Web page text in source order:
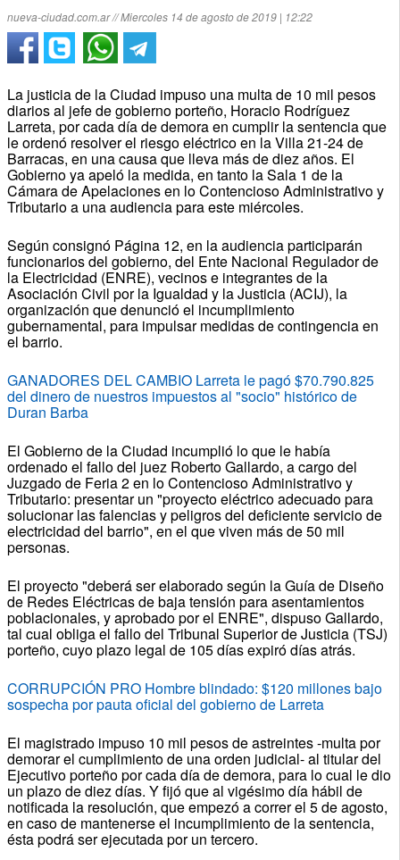
nueva-ciudad.com.ar // Miercoles 14 de agosto de 2019 | 12:22
La justicia de la Ciudad impuso una multa de 10 mil pesos
diarios al jefe de gobierno porteño, Horacio Rodríguez
Larreta, por cada día de demora en cumplir la sentencia que
le ordenó resolver el riesgo eléctrico en la Villa 21-24 de
Barracas, en una causa que lleva más de diez años. El
Gobierno ya apeló la medida, en tanto la Sala 1 de la
Cámara de Apelaciones en lo Contencioso Administrativo y
Tributario a una audiencia para este miércoles.
Según consignó Página 12, en la audiencia participarán
funcionarios del gobierno, del Ente Nacional Regulador de
la Electricidad (ENRE), vecinos e integrantes de la
Asociación Civil por la Igualdad y la Justicia (ACIJ), la
organización que denunció el incumplimiento
gubernamental, para impulsar medidas de contingencia en
el barrio.
GANADORES DEL CAMBIO Larreta le pagó $70.790.825
del dinero de nuestros impuestos al "socio" histórico de
Duran Barba
El Gobierno de la Ciudad incumplió lo que le había
ordenado el fallo del juez Roberto Gallardo, a cargo del
Juzgado de Feria 2 en lo Contencioso Administrativo y
Tributario: presentar un "proyecto eléctrico adecuado para
solucionar las falencias y peligros del deficiente servicio de
electricidad del barrio", en el que viven más de 50 mil
personas.
El proyecto "deberá ser elaborado según la Guía de Diseño
de Redes Eléctricas de baja tensión para asentamientos
poblacionales, y aprobado por el ENRE", dispuso Gallardo,
tal cual obliga el fallo del Tribunal Superior de Justicia (TSJ)
porteño, cuyo plazo legal de 105 días expiró días atrás.
CORRUPCIÓN PRO Hombre blindado: $120 millones bajo
sospecha por pauta oficial del gobierno de Larreta
El magistrado impuso 10 mil pesos de astreintes -multa por
demorar el cumplimiento de una orden judicial- al titular del
Ejecutivo porteño por cada día de demora, para lo cual le dio
un plazo de diez días. Y fijó que al vigésimo día hábil de
notificada la resolución, que empezó a correr el 5 de agosto,
en caso de mantenerse el incumplimiento de la sentencia,
ésta podrá ser ejecutada por un tercero.